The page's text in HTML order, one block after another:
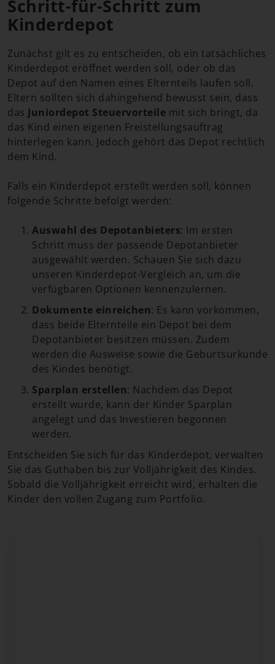
Schritt-für-Schritt zum
Kinderdepot
Zunächst gilt es zu entscheiden, ob ein tatsächliches
Kinderdepot eröffnet werden soll, oder ob das
Depot auf den Namen eines Elternteils laufen soll.
Eltern sollten sich dahingehend bewusst sein, dass
das Juniordepot Steuervorteile mit sich bringt, da
das Kind einen eigenen Freistellungsauftrag
hinterlegen kann. Jedoch gehört das Depot rechtlich
dem Kind.
Falls ein Kinderdepot erstellt werden soll, können
folgende Schritte befolgt werden:
Auswahl des Depotanbieters: Im ersten
Schritt muss der passende Depotanbieter
ausgewählt werden. Schauen Sie sich dazu
unseren Kinderdepot-Vergleich an, um die
verfügbaren Optionen kennenzulernen.
Dokumente einreichen: Es kann vorkommen,
dass beide Elternteile ein Depot bei dem
Depotanbieter besitzen müssen. Zudem
werden die Ausweise sowie die Geburtsurkunde
des Kindes benötigt.
Sparplan erstellen: Nachdem das Depot
erstellt wurde, kann der Kinder Sparplan
angelegt und das Investieren begonnen
werden.
Entscheiden Sie sich für das Kinderdepot, verwalten
Sie das Guthaben bis zur Volljährigkeit des Kindes.
Sobald die Volljährigkeit erreicht wird, erhalten die
Kinder den vollen Zugang zum Portfolio.